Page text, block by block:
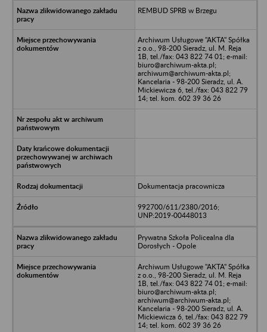
REMBUD SPRB w Brzegu
Archiwum Usługowe "AKTA" Spółka
z o.o., 98-200 Sieradz, ul. M. Reja
1B, tel./fax: 043 822 74 01; e-mail:
biuro@archiwum-akta.pl;
archiwum@archiwum-akta.pl;
Kancelaria - 98-200 Sieradz, ul. A.
Mickiewicza 6, tel./fax: 043 822 79
14; tel. kom. 602 39 36 26
Dokumentacja pracownicza
992700/611/2380/2016;
UNP:2019-00448013
Prywatna Szkoła Policealna dla
Dorosłych - Opole
Archiwum Usługowe "AKTA" Spółka
z o.o., 98-200 Sieradz, ul. M. Reja
1B, tel./fax: 043 822 74 01; e-mail:
biuro@archiwum-akta.pl;
archiwum@archiwum-akta.pl;
Kancelaria - 98-200 Sieradz, ul. A.
Mickiewicza 6, tel./fax: 043 822 79
14; tel. kom. 602 39 36 26